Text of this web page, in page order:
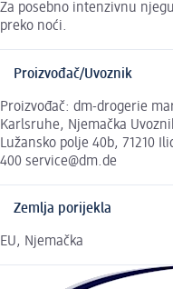
Za posebno intenzivnu
preko noći.
Proizvođač/Uvoznik
Proizvođač: dm-drogerie
Karlsruhe, Njemačka
Lužansko polje 40b, 71210
400 service@dm.de
Zemlja porijekla
EU, Njemačka